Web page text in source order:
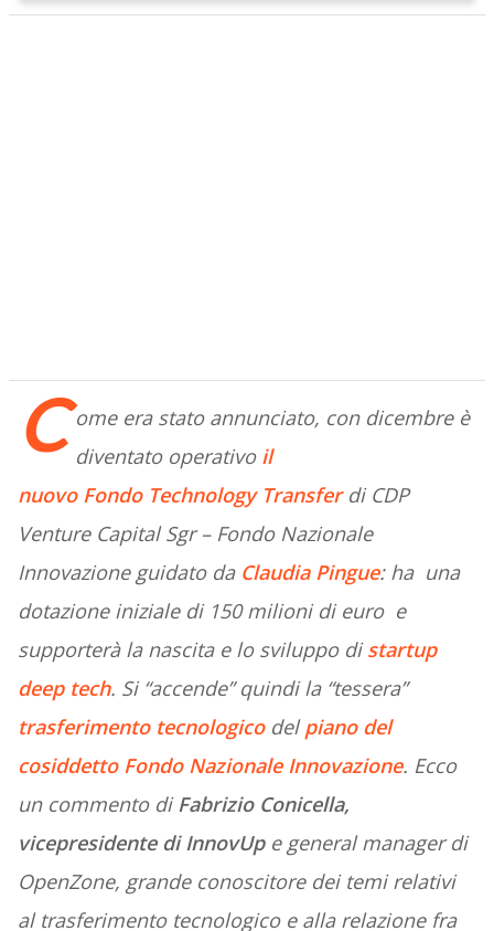
C ome era stato annunciato, con dicembre è
diventato operativo il
nuovo Fondo Technology Transfer di CDP
Venture Capital Sgr – FondoNazionale
Innovazione guidato da Claudia Pingue: ha una
dotazione iniziale di 150 milioni di euro e
supporterà la nascita e lo sviluppo distartup
deep tech. Si “accende” quindi la “tessera”
trasferimento tecnologicodelpiano del
cosiddetto Fondo Nazionale Innovazione. Ecco
un commento diFabrizio Conicella,
vicepresidente di InnovUpe general manager di
OpenZone, grande conoscitore dei temi relativi
al trasferimento tecnologico e alla relazione fra